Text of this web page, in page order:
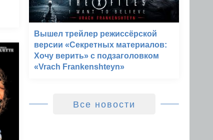
Вышел трейлер режиссёрской
версии «Секретных материалов:
Хочу верить» с подзаголовком
«Vrach Frankenshteyn»
Все новости